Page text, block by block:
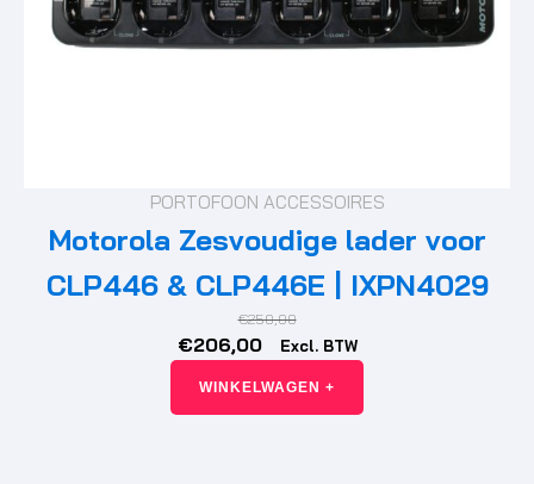
PORTOFOON ACCESSOIRES
Motorola Zesvoudige lader voor
CLP446 & CLP446E | IXPN4029
€250,00
Oorspronkelijke
€206,00Huidige
Excl. BTW
WINKELWAGEN +